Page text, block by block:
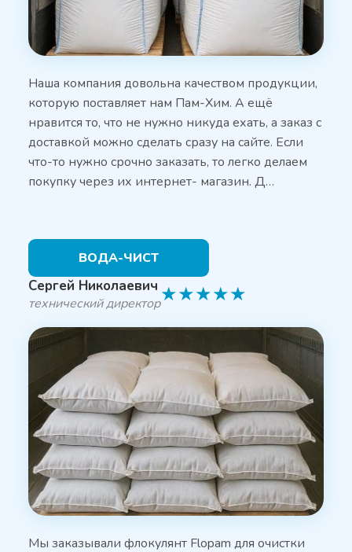
Наша компания довольна качеством продукции,
которую поставляет нам Пам-Хим. А ещё
нравится то, что не нужно никуда ехать, а заказ с
доставкой можно сделать сразу на сайте. Если
что-то нужно срочно заказать, то легко делаем
покупку через их интернет- магазин. Д…
ВОДА-ЧИСТ
Сергей Николаевич
технический директор★★★★★
Мы заказывали флокулянт Flopam для очистки